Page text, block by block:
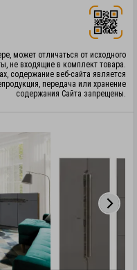
может отличаться от исходного
не входящие в комплект товара.
содержание веб-сайта является
передача или хранение
содержания Сайта запрещены.